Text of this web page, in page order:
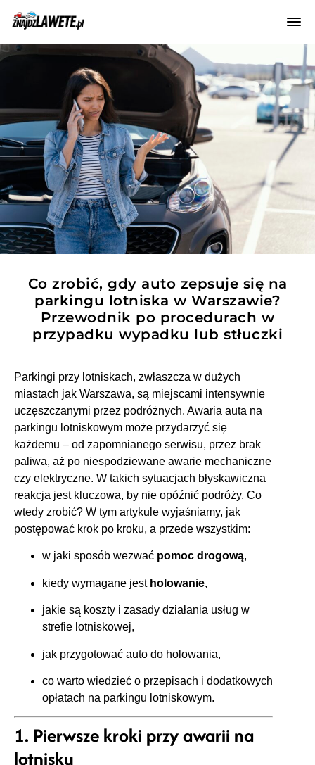
Co zrobić, gdy auto zepsuje się na
parkingu lotniska w Warszawie?
Przewodnik po procedurach w
przypadku wypadku lub stłuczki
Parkingi przy lotniskach, zwłaszcza w dużych
miastach jak Warszawa, są miejscami intensywnie
uczęszczanymi przez podróżnych. Awaria auta na
parkingu lotniskowym może przydarzyć się
każdemu – od zapomnianego serwisu, przez brak
paliwa, aż po niespodziewane awarie mechaniczne
czy elektryczne. W takich sytuacjach błyskawiczna
reakcja jest kluczowa, by nie opóźnić podróży. Co
wtedy zrobić? W tym artykule wyjaśniamy, jak
postępować krok po kroku, a przede wszystkim:
w jaki sposób wezwać pomoc drogową,
kiedy wymagane jest holowanie,
jakie są koszty i zasady działania usług w
strefie lotniskowej,
jak przygotować auto do holowania,
co warto wiedzieć o przepisach i dodatkowych
opłatach na parkingu lotniskowym.
1. Pierwsze kroki przy awarii na
lotnisku